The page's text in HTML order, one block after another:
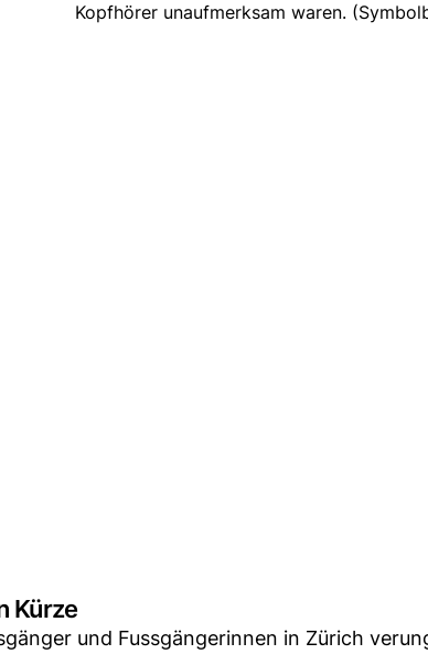
Kopfhörer unaufmerksam waren.
Kürze
und Fussgängerinnen in Zürich